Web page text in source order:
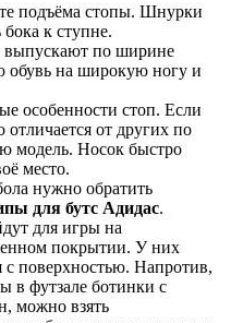
подъёма стопы. Шнурки
к ступне.
выпускают по ширине
обувь на широкую ногу и
особенности стоп. Если
от других по
модель. Носок быстро
место.
нужно обратить
для бутс Адидас.
для игры на
покрытии. У них
поверхностью. Напротив,
в футзале ботинки с
можно взять